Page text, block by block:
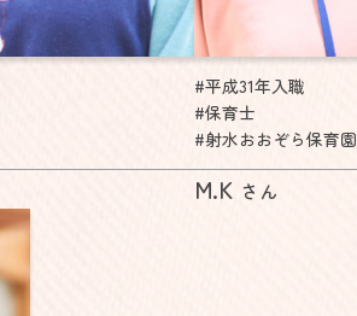
#平成31年入職
#保育士
#射水おおぞら保育園
M.K さん